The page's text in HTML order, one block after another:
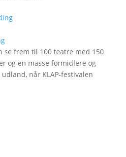
se frem til 100 teatre med 150
og en masse formidlere og
når KLAP-festivalen